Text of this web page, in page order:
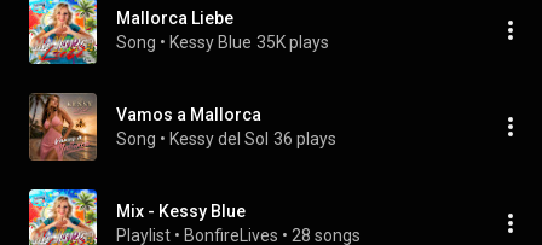
Mallorca Liebe
Song • Kessy Blue 35K plays
Vamos a Mallorca
Song • Kessy del Sol 36 plays
Mix - Kessy Blue
Playlist • BonfireLives • 28 songs